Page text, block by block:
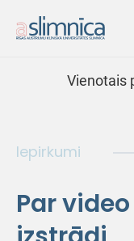
Vienotais
Iepirkumi
Par